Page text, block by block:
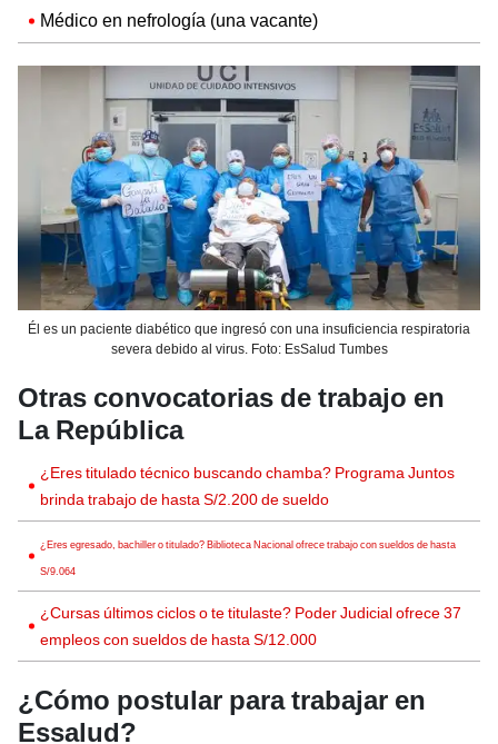
Médico en nefrología (una vacante)
Él es un paciente diabético que ingresó con una insuficiencia respiratoria
severa debido al virus. Foto: EsSalud Tumbes
Otras convocatorias de trabajo en
La República
¿Eres titulado técnico buscando chamba? Programa Juntos
brinda trabajo de hasta S/2.200 de sueldo
¿Eres egresado, bachiller o titulado? Biblioteca Nacional ofrece trabajo con sueldos de hasta
S/9.064
¿Cursas últimos ciclos o te titulaste? Poder Judicial ofrece 37
empleos con sueldos de hasta S/12.000
¿Cómo postular para trabajar en
Essalud?